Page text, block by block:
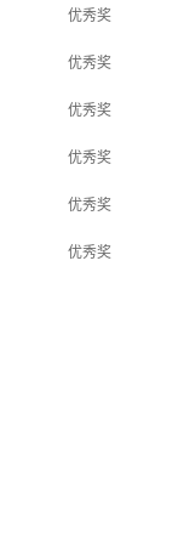
优秀奖
优秀奖
优秀奖
优秀奖
优秀奖
优秀奖